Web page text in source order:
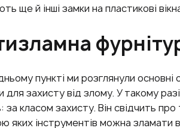
ще й інші замки на пластикові
пункті ми розглянули основні
для захисту від злому. У такому
за класом захисту. Він свідчить
яких інструментів можна зламати